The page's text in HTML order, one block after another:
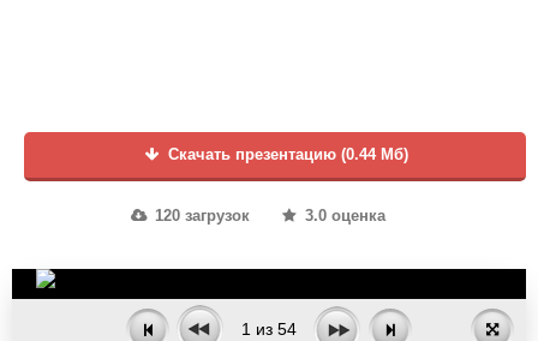
Скачать презентацию (0.44 Мб)
120 загрузок 3.0 оценка
1 из 54